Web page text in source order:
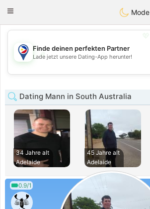
Philippines Chat
Toggle
Mode
💖
💕
Finde deinen perfekten Partner
Lade jetzt unsere Dating-App herunter!
Dating Mann in South Australia
34 Jahre alt
Adelaide
45 Jahre alt
Adelaide
0.9/1